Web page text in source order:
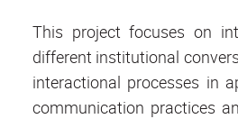
This project focuses on
different institutional
interactional processes in
communication practices